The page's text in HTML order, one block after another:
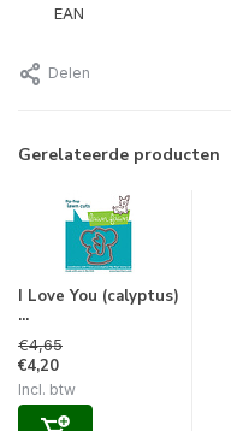
EAN
Delen
Gerelateerde producten
I Love You (calyptus)
...
€4,65
€4,20
Incl. btw